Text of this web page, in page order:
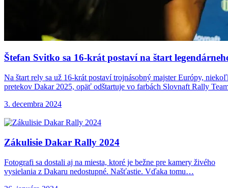
Štefan Svitko sa 16-krát postaví na štart
Na štart rely sa už 16-krát postaví trojnásobný majster Európy,
pretekov Dakar 2025, opäť odštartuje vo farbách Slovnaft Rally
3. decembra 2024
Zákulisie Dakar Rally 2024
Fotografi sa dostali aj na miesta, ktoré je bežne pre kamery živého
vysielania z Dakaru nedostupné. Našťastie. Vďaka tomu…